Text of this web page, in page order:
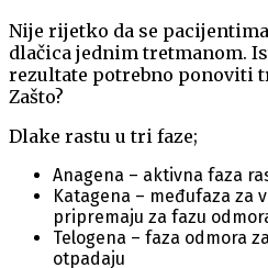
Nije rijetko da se
dlačica jednim tretmanom.
rezultate potrebno ponoviti
Zašto?
Dlake rastu u tri faze;
Anagena – aktivna faza
Katagena – međufaza za
pripremaju za fazu
Telogena – faza odmora
otpadaju